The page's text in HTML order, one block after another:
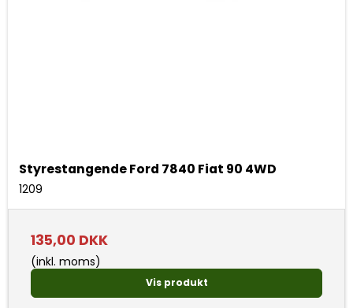
Styrestangende Ford 7840 Fiat 90 4WD
1209
135,00 DKK
(inkl. moms)
Vis produkt